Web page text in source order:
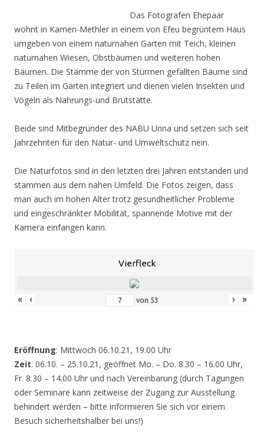
Das Fotografen Ehepaar
wohnt in Kamen-Methler in einem von Efeu begrüntem Haus
umgeben von einem naturnahen Garten mit Teich, kleinen
naturnahen Wiesen, Obstbäumen und weiteren hohen
Bäumen. Die Stämme der von Stürmen gefällten Bäume sind
zu Teilen im Garten integriert und dienen vielen Insekten und
Vögeln als Nahrungs-und Brutstätte.
Beide sind Mitbegründer des NABU Unna und setzen sich seit
Jahrzehnten für den Natur- und Umweltschutz nein.
Die Naturfotos sind in den letzten drei Jahren entstanden und
stammen aus dem nahen Umfeld. Die Fotos zeigen, dass
man auch im hohen Alter trotz gesundheitlicher Probleme
und eingeschränkter Mobilität, spannende Motive mit der
Kamera einfangen kann.
Vierfleck
« ‹ von 53 › »
Eröffnung: Mittwoch 06.10.21, 19.00 Uhr
Zeit: 06.10. – 25.10.21, geöffnet Mo. – Do. 8.30 – 16.00 Uhr,
Fr. 8.30 – 14.00 Uhr und nach Vereinbarung (durch Tagungen
oder Seminare kann zeitweise der Zugang zur Ausstellung
behindert werden – bitte informieren Sie sich vor einem
Besuch sicherheitshalber bei uns!)